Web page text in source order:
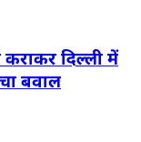
कराकर दिल्ली में
बवाल